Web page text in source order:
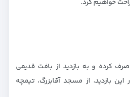
خواهیم کرد.
را صرف کرده و به بازدید از بافت قدیمی
بازدید، از مسجد آقابزرگ، تیمچه